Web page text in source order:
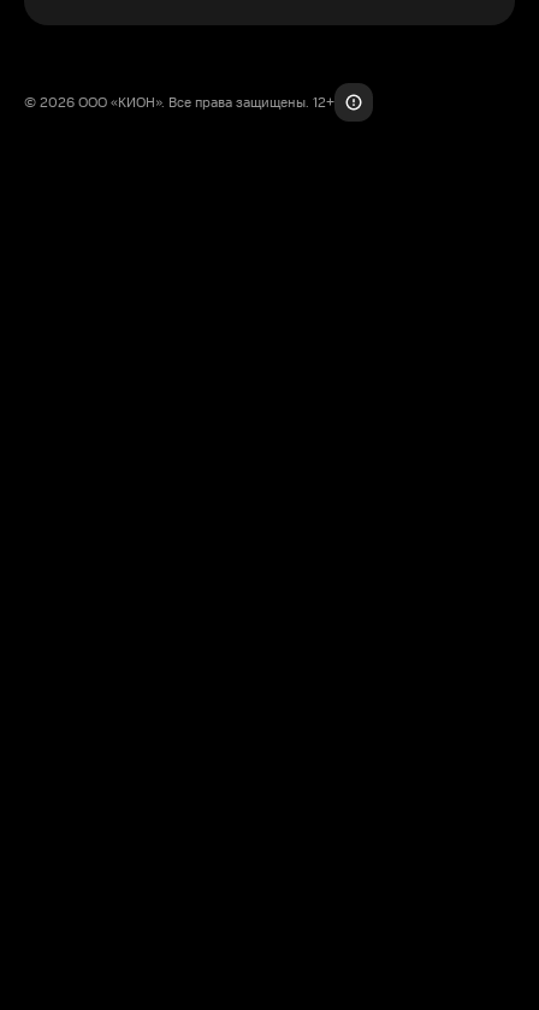
© 2026 ООО «КИОН». Все права защищены. 12+